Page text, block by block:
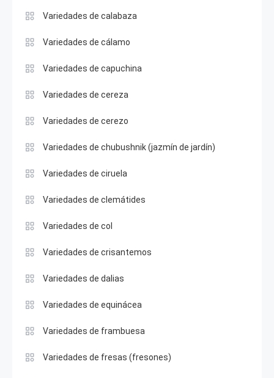
Variedades de calabaza
Variedades de cálamo
Variedades de capuchina
Variedades de cereza
Variedades de cerezo
Variedades de chubushnik (jazmín de jardín)
Variedades de ciruela
Variedades de clemátides
Variedades de col
Variedades de crisantemos
Variedades de dalias
Variedades de equinácea
Variedades de frambuesa
Variedades de fresas (fresones)